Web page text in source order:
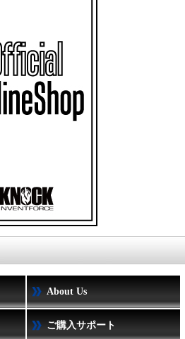
About Us
ご購入サポート